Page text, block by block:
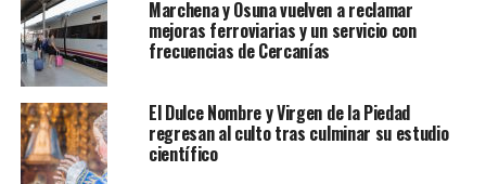
Marchena y Osuna vuelven a reclamar
mejoras ferroviarias y un servicio con
frecuencias de Cercanías
El Dulce Nombre y Virgen de la Piedad
regresan al culto tras culminar su estudio
científico